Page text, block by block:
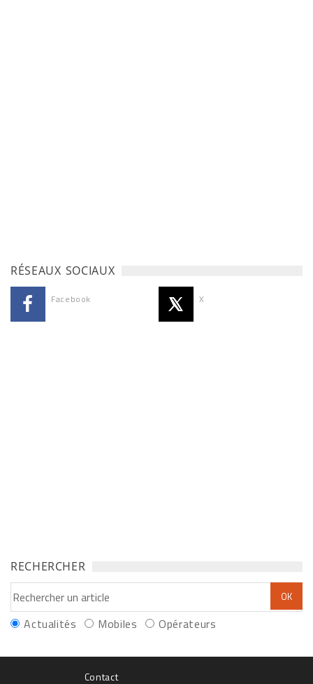
RÉSEAUX SOCIAUX
Facebook X
RECHERCHER
Actualités Mobiles Opérateurs
Contact